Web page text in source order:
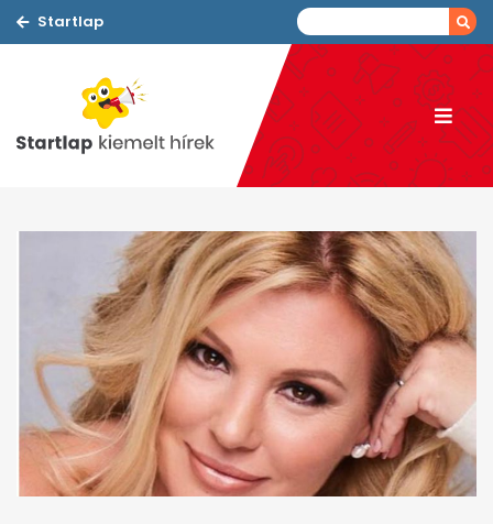
Startlap